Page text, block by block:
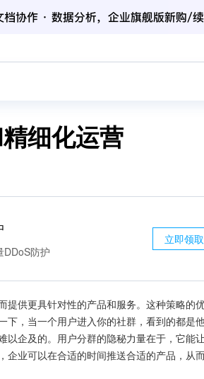
细化运营
DDoS防护
立即领取
提供更具针对性的产品和服务。这种策略的
，当一个用户进入你的社群，看到的都是
企及的。用户分群的隐秘力量在于，它能
业可以在合适的时间推送合适的产品，从